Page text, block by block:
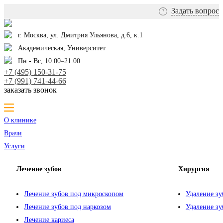
? Задать вопрос
г. Москва, ул. Дмитрия Ульянова, д.6, к.1
Академическая, Университет
Пн - Вс, 10:00–21:00
+7 (495) 150-31-75
+7 (991) 741-44-66
заказать звонок
О клинике
Врачи
Услуги
Лечение зубов
Лечение зубов под микроскопом
Лечение зубов под наркозом
Лечение кариеса
Хирургия
Удаление
Удаление